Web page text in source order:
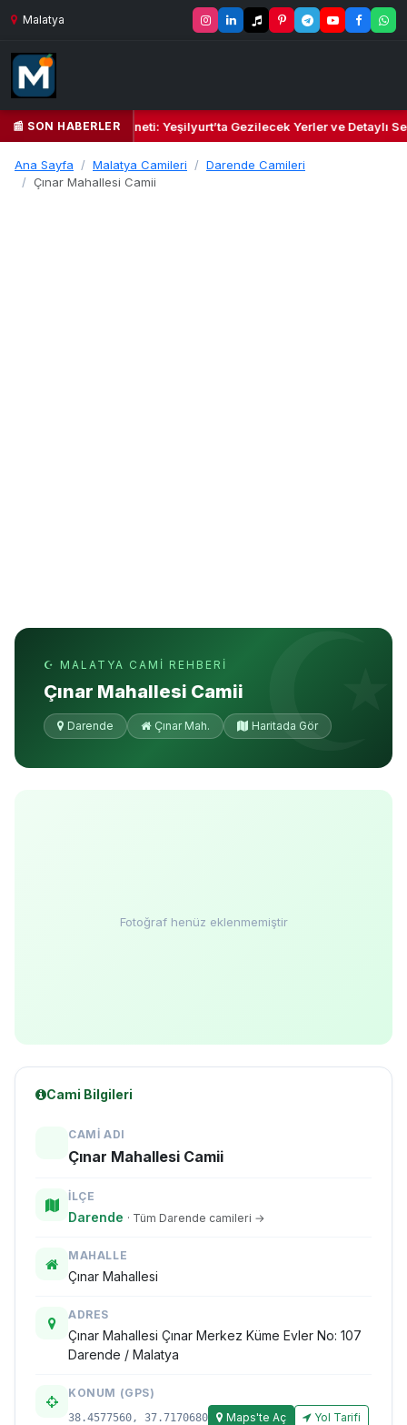
Malatya
📰 SON HABERLER
Kalbi ve Kültür Cenneti: Yeşilyurt’ta Gezilecek Yerler ve Detaylı
Ana Sayfa Malatya Camileri
Darende Camileri
Çınar Mahallesi Camii
☪ MALATYA CAMI REHBERI
Çınar Mahallesi Camii
Darende Çınar Mah. Haritada Gör
Fotoğraf henüz eklenmemiştir
Cami Bilgileri
CAMI ADI
Çınar Mahallesi Camii
İLÇE
Darende · Tüm Darende camileri →
MAHALLE
Çınar Mahallesi
ADRES
Çınar Mahallesi Çınar Merkez Küme Evler No: 107
Darende / Malatya
KONUM (GPS)
38.4577560, 37.7170680 Maps'te Aç Yol Tarifi